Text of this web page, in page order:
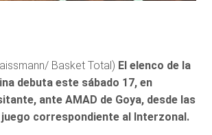
Basket Total) El elenco de la
debuta este sábado 17, en
ante AMAD de Goya, desde las
juego correspondiente al Interzonal.